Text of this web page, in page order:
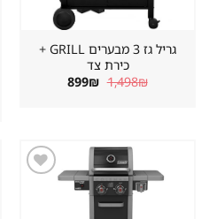
גריל גז 3 מבערים GRILL +
כירת צד
1,498 המחיר
899 ₪ המחיר